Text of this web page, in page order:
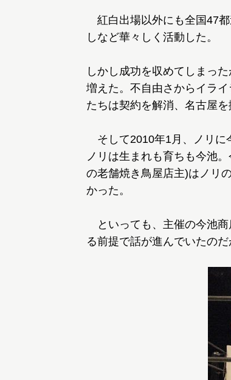
紅白出場以外にも全国47都
しなど華々しく活動した。
しかし成功を収めてしまっ
増えた。不自由さからイラ
たちは契約を解消、名古屋
そして2010年1月、ノリに
ノリは生まれも育ちも今池
の老舗焼き鳥屋店主)はノリ
かった。
といっても、主催の今池商
る前提で話が進んでいたのだ